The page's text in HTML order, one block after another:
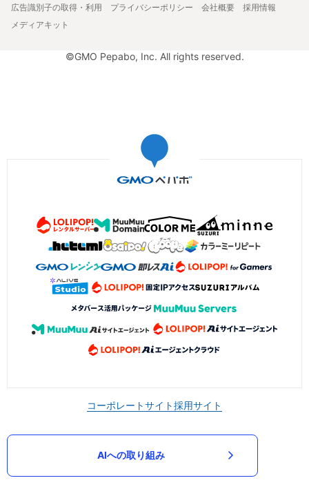
広告識別子の取得・利用
プライバシーポリシー 会社概要
採用情報
メディアキット
©GMO Pepabo, Inc. All rights reserved.
コーポレートサイト採用サイト
AIへの取り組み